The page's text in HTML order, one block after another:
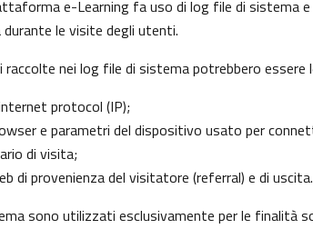
e-Learning fa uso di log file di sistema
le visite degli utenti.
raccolte nei log file di sistema potrebbero essere
protocol (IP);
e parametri del dispositivo usato per
di visita;
di provenienza del visitatore (referral) e di uscita.
sono utilizzati esclusivamente per le finalità